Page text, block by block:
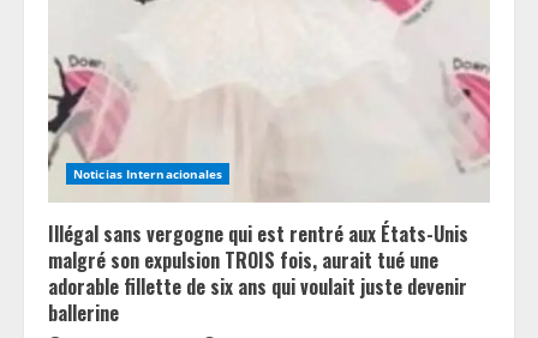
d
i
n
g
Noticias Internacionales
Illégal sans vergogne qui est rentré aux États-Unis
malgré son expulsion TROIS fois, aurait tué une
adorable fillette de six ans qui voulait juste devenir
ballerine